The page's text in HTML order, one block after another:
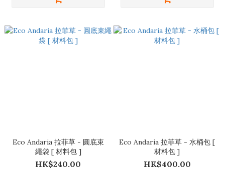
Eco Andaria 拉菲草 - 圓底束
繩袋 [ 材料包 ]
HK$240.00
Eco Andaria 拉菲草 - 水桶包 [
材料包 ]
HK$400.00